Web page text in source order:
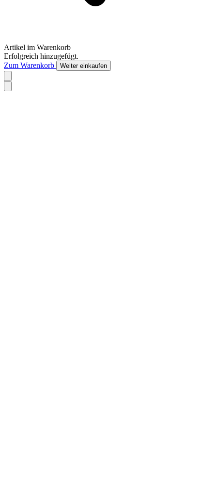
Artikel im Warenkorb
Erfolgreich hinzugefügt.
Zum Warenkorb
Weiter einkaufen